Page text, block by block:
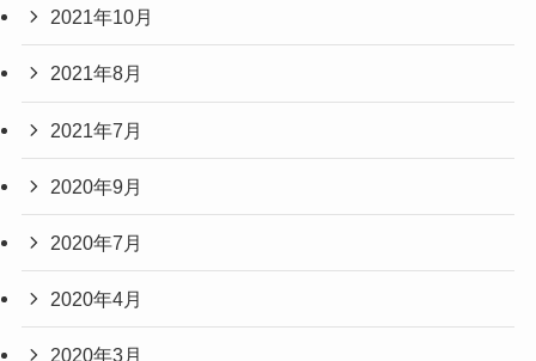
2021年10月
2021年8月
2021年7月
2020年9月
2020年7月
2020年4月
2020年3月